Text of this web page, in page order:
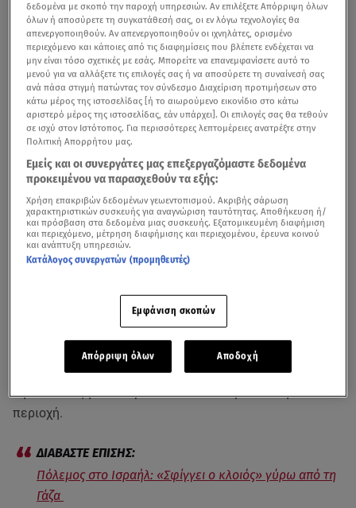
Με το δάχτυλο στη σκανδάλη στο βόρειο Ισραήλ / Ανταπόκριση της
Κατερίνας Ρίστα για το Star
Σε συναγερμό βρίσκεται εκτός από το νότιο και το
δόθηκε εντολή για εκκένωση σε 28 χωριά
που βρίσκονται στα σύνορα με τονΛίβανο
Κατερίνα Ρίστα με τον οπερατέρ Κώστα Χριστοβασίλη
κατέγραψαν λεπτό προς λεπτό την εκκένωση αλλά και
την ανάπτυξη των στρατιωτικών δυνάμεων στην
περιοχή.
Πόλεμος στο Ισραήλ: «Σφίγγει ο κλοιός» γύρω από τη
Γάζα
δεδομένα με σκοπό την παροχή υπηρεσιών. Αν επιλέξετε Απόρριψη όλων
όλων ή αποσύρετε τη συγκατάθεσή σας, οι εν λόγω τεχνολογίες θα
απενεργοποιηθούν. Αν απενεργοποιηθούν οι ιχνηλάτες, ορισμένο
περιεχόμενο και κάποιες από τις διαφημίσεις που βλέπετε ενδέχεται να
μην είναι τόσο σχετικές με εσάς. Μπορείτε να επανεμφανίσετε αυτό το
μενού για να αλλάξετε τις επιλογές σας ή να αποσύρετε τη συναίνεσή σας
ανά πάσα στιγμή πατώντας τον σύνδεσμο Διαχείριση προτιμήσεων στο
κάτω μέρος της ιστοσελίδας [ή το αιωρούμενο εικονίδιο στο κάτω
αριστερό μέρος της ιστοσελίδας, εάν υπάρχει]. Οι επιλογές σας θα τεθούν
σε ισχύ στον Ιστότοπος. Για περισσότερες λεπτομέρειες ανατρέξτε στην
Πολιτική Απορρήτου μας.
Εμείς και οι συνεργάτες μας επεξεργαζόμαστε δεδομένα
προκειμένου να παρασχεθούν τα εξής:
Χρήση επακριβών δεδομένων γεωεντοπισμού. Ακριβής σάρωση
χαρακτηριστικών συσκευής για αναγνώριση ταυτότητας. Αποθήκευση ή/
και πρόσβαση στα δεδομένα μιας συσκευής. Εξατομικευμένη διαφήμιση
και περιεχόμενο, μέτρηση διαφήμισης και περιεχομένου, έρευνα κοινού
και ανάπτυξη υπηρεσιών.
Κατάλογος συνεργατών (προμηθευτές)
Εμφάνιση σκοπών
Απόρριψη όλων Αποδοχή